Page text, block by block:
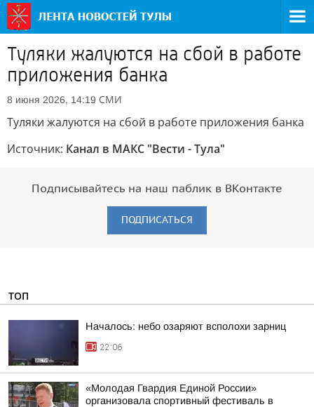
Туляки жалуются на сбой в работе
приложения банка
8 июня 2026, 14:19 СМИ
Туляки жалуются на сбой в работе приложения банка
Источник: Канал в МАКС "Вести - Тула"
Подписывайтесь на наш паблик в ВКонтакте
ПОДПИСАТЬСЯ
ТОП
Началось: небо озаряют всполохи зарниц
22:06
«Молодая Гвардия Единой России»
организовала спортивный фестиваль в